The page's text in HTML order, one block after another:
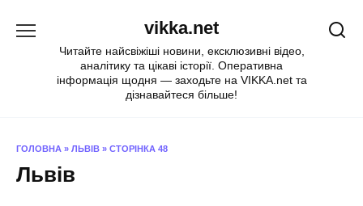
vikka.net
Читайте найсвіжіші новини, ексклюзивні відео,
аналітику та цікаві історії. Оперативна
інформація щодня — заходьте на VIKKA.net та
дізнавайтеся більше!
ГОЛОВНА » ЛЬВІВ » СТОРІНКА 48
Львів